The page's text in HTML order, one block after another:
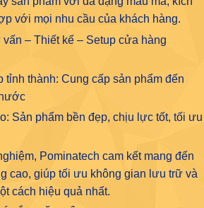
với mọi nhu cầu của khách hàng.
– Thiết kế – Setup cửa hàng
tỉnh thành: Cung cấp sản phẩm đến
Sản phẩm bền đẹp, chịu lực tốt, tối ưu
Pominatech cam kết mang đến
cao, giúp tối ưu không gian lưu trữ và
cách hiệu quả nhất.